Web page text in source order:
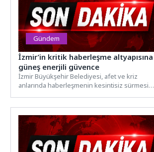
Gündem
İzmir’in kritik haberleşme altyapısına
güneş enerjili güvence
İzmir Büyükşehir Belediyesi, afet ve kriz
anlarında haberleşmenin kesintisiz sürmesini